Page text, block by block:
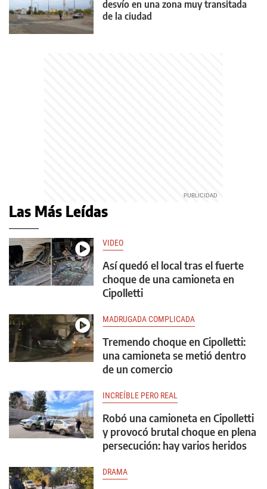
desvío en una zona muy transitada
de la ciudad
Las Más Leídas
VIDEO
Así quedó el local tras el fuerte
choque de una camioneta en
Cipolletti
MADRUGADA COMPLICADA
Tremendo choque en Cipolletti:
una camioneta se metió dentro
de un comercio
INCREÍBLE PERO REAL
Robó una camioneta en Cipolletti
y provocó brutal choque en plena
persecución: hay varios heridos
DRAMA